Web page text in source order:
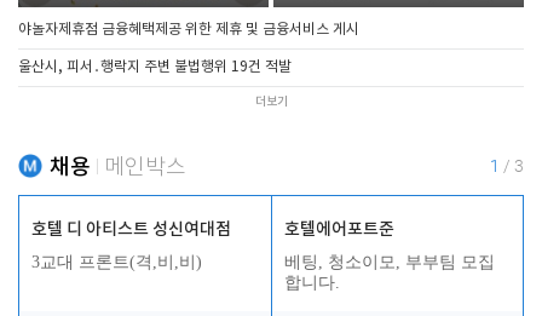
야놀자제휴점 금융혜택제공 위한 제휴 및 금융서비스 게시
울산시, 피서․행락지 주변 불법행위 19건 적발
더보기
채용 메인박스 1 / 3
호텔 디 아티스트 성신여대점
3교대 프론트(격,비,비)
호텔에어포트준
베팅, 청소이모, 부부팀 모집
합니다.